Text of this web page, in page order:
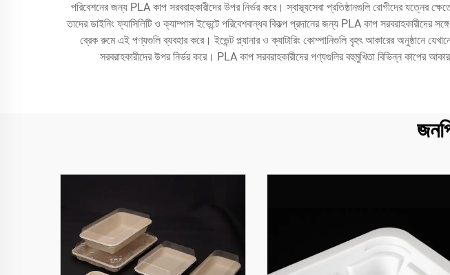
পরিবেশনের জন্য PLA কাপ সরবরাহকারীদের উপর নির্ভর করে। স্বাস্থ্যসেবা প্রতিষ্ঠানগুলি রোগীদের যত্নের
তাদের ডাইনিং ফ্যাসিলিটি ও ক্যাম্পাস ইভেন্টে পরিবেশবান্ধব বিকল্প প্রদানের জন্য PLA কাপ
ব্রেক রুমে এই পণ্যগুলি ব্যবহার করে। ইভেন্ট প্ল্যানার ও ক্যাটারিং কোম্পানিগুলি বৃহৎ আকারের অনুষ্ঠানে
সরবরাহকারীদের উপর নির্ভর করে। PLA কাপ সরবরাহকারীদের পণ্যগুলির বহুমুখিতা বিভিন্ন কাপের